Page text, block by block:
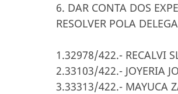
6. DAR CONTA DOS
RESOLVER POLA
1.32978/422.- RECALVI
2.33103/422.- JOYERIA
3.33313/422.- MAYUCA